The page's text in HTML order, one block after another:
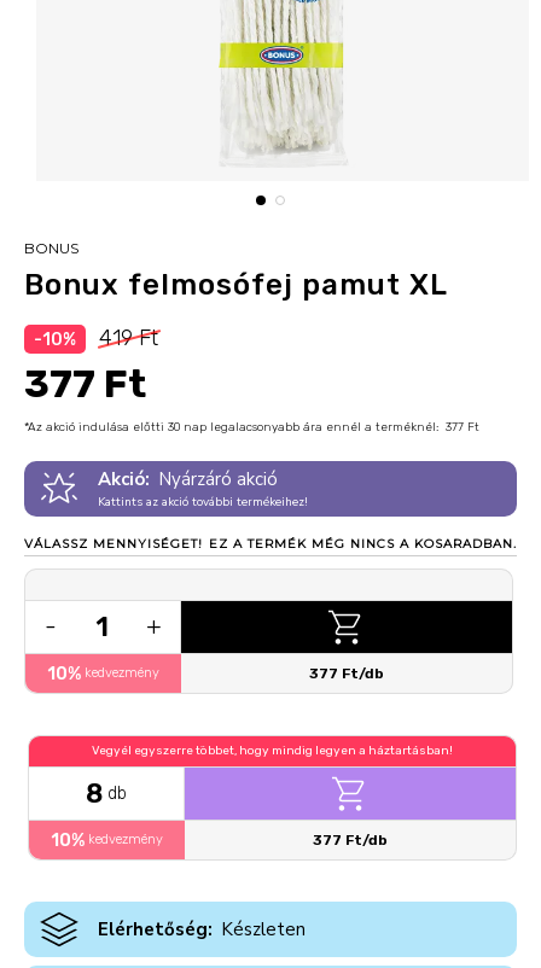
BONUS
Bonux felmosófej pamut XL
-10% 419 Ft
377 Ft
*Az akció indulása előtti 30 nap legalacsonyabb ára ennél a terméknél: 377 Ft
Akció: Nyárzáró akció
Kattints az akció további termékeihez!
VÁLASSZ MENNYISÉGET! EZ A TERMÉK MÉG NINCS A KOSARADBAN.
- 1 +
10% kedvezmény 377 Ft/db
Vegyél egyszerre többet, hogy mindig legyen a háztartásban!
8 db
10% kedvezmény 377 Ft/db
Elérhetőség: Készleten